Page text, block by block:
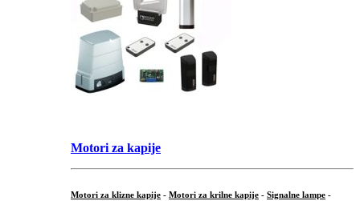
Motori za kapije
Motori za klizne kapije - Motori za krilne kapije - Signalne lampe -